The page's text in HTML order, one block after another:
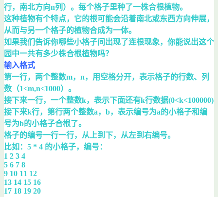
行，南北方向n列）。每个格子里种了一株合根植物。
这种植物有个特点，它的根可能会沿着南北或东西方向伸展，
从而与另一个格子的植物合成为一体。
如果我们告诉你哪些小格子间出现了连根现象，你能说出这个
园中一共有多少株合根植物吗？
输入格式
第一行，两个整数m，n，用空格分开，表示格子的行数、列
数（1<m,n<1000）。
接下来一行，一个整数k，表示下面还有k行数据(0<k<100000)
接下来k行，第行两个整数a，b，表示编号为a的小格子和编
号为b的小格子合根了。
格子的编号一行一行，从上到下，从左到右编号。
比如：5 * 4 的小格子，编号：
1 2 3 4
5 6 7 8
9 10 11 12
13 14 15 16
17 18 19 20